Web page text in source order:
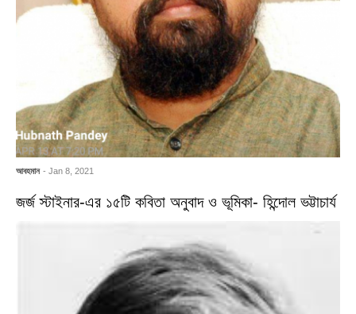
আবহমান - Jan 8, 2021
জর্জ স্টাইনার-এর ১৫টি কবিতা অনুবাদ ও ভূমিকা- হিন্দোল ভট্টাচার্য